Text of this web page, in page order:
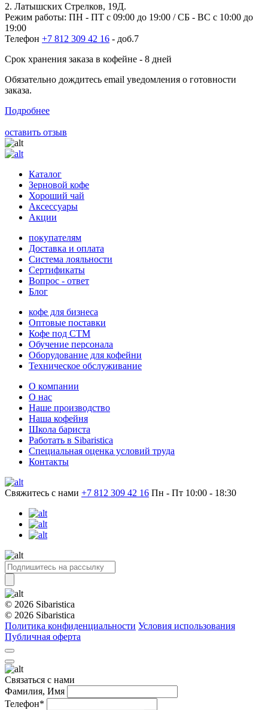
2. Латышских Стрелков, 19Д.
Режим работы: ПН - ПТ с 09:00 до 19:00 / СБ - ВС с 10:00 до
19:00
Телефон +7 812 309 42 16 - доб.7
Срок хранения заказа в кофейне - 8 дней
Обязательно дождитесь email уведомления о готовности
заказа.
Подробнее
оставить отзыв
Каталог
Зерновой кофе
Хороший чай
Аксессуары
Акции
покупателям
Доставка и оплата
Система лояльности
Сертификаты
Вопрос - ответ
Блог
кофе для бизнеса
Оптовые поставки
Кофе под СТМ
Обучение персонала
Оборудование для кофейни
Техническое обслуживание
О компании
О нас
Наше производство
Наша кофейня
Школа бариста
Работать в Sibaristica
Специальная оценка условий труда
Контакты
Свяжитесь с нами +7 812 309 42 16 Пн - Пт 10:00 - 18:30
© 2026 Sibaristica
© 2026 Sibaristica
Политика конфиденциальности Условия использования
Публичная оферта
Связаться с нами
Фамилия, Имя
Телефон*